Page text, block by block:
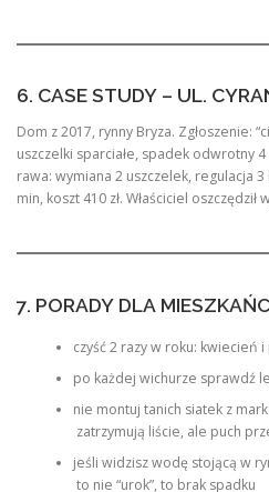
6. CASE STUDY – UL.
Dom z 2017, rynny Bryza. Zgłoszenie:
uszczelki sparciałe, spadek odwrotny
rawa: wymiana 2 uszczelek, regulacja
min, koszt 410 zł. Właściciel oszczędził
7. PORADY DLA
czyść 2 razy w roku: kwiecień
po każdej wichurze sprawdź
nie montuj tanich siatek z
zatrzymują liście, ale puch
jeśli widzisz wodę stojącą w
to nie “urok”, to brak spadku